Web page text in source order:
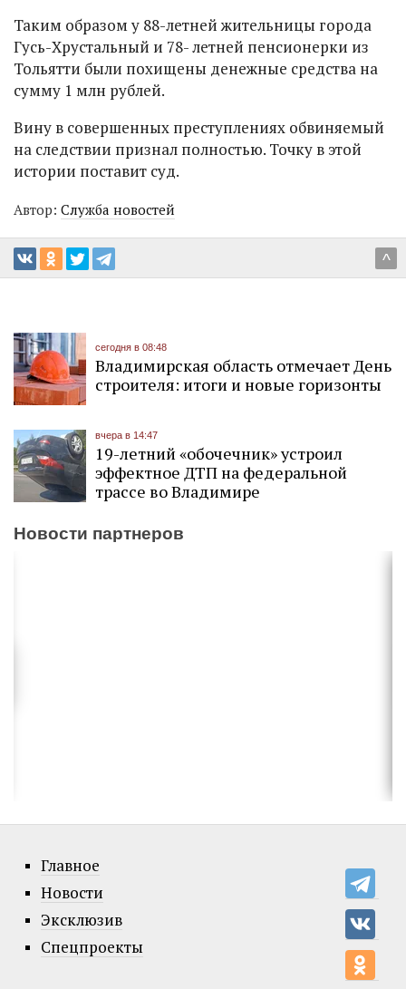
Таким образом у 88-летней жительницы города
Гусь-Хрустальный и 78- летней пенсионерки из
Тольятти были похищены денежные средства на
сумму 1 млн рублей.
Вину в совершенных преступлениях обвиняемый
на следствии признал полностью. Точку в этой
истории поставит суд.
Автор: Служба новостей
^
сегодня в 08:48
Владимирская область отмечает День
строителя: итоги и новые горизонты
вчера в 14:47
19-летний «обочечник» устроил
эффектное ДТП на федеральной
трассе во Владимире
Новости партнеров
Главное
Новости
Эксклюзив
Спецпроекты